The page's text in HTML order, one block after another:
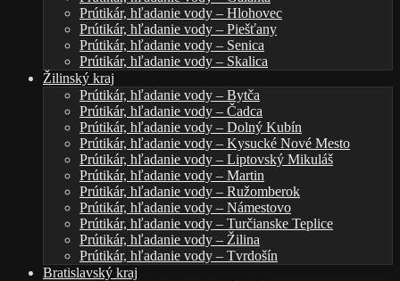
Prútikár, hľadanie vody – Hlohovec
Prútikár, hľadanie vody – Piešťany
Prútikár, hľadanie vody – Senica
Prútikár, hľadanie vody – Skalica
Žilinský kraj
Prútikár, hľadanie vody – Bytča
Prútikár, hľadanie vody – Čadca
Prútikár, hľadanie vody – Dolný Kubín
Prútikár, hľadanie vody – Kysucké Nové Mesto
Prútikár, hľadanie vody – Liptovský Mikuláš
Prútikár, hľadanie vody – Martin
Prútikár, hľadanie vody – Ružomberok
Prútikár, hľadanie vody – Námestovo
Prútikár, hľadanie vody – Turčianske Teplice
Prútikár, hľadanie vody – Žilina
Prútikár, hľadanie vody – Tvrdošín
Bratislavský kraj